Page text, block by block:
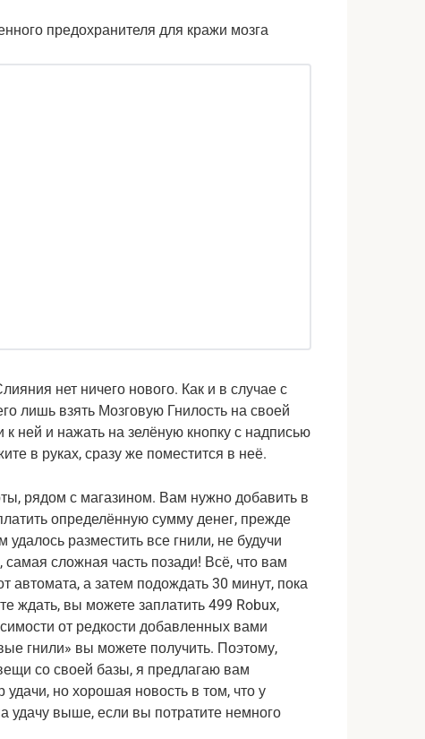
нет ничего нового. Как и в случае с
лишь взять Мозговую Гнилость на своей
к ней и нажать на зелёную кнопку с надписью
в руках, сразу же поместится в неё.
рядом с магазином. Вам нужно добавить в
определённую сумму денег, прежде
разместить все гнили, не будучи
сложная часть позади! Всё, что вам
автомата, а затем подождать 30 минут, пока
ждать, вы можете заплатить 499 Robux,
от редкости добавленных вами
гнили» вы можете получить. Поэтому,
со своей базы, я предлагаю вам
удачи, но хорошая новость в том, что у
удачу выше, если вы потратите немного